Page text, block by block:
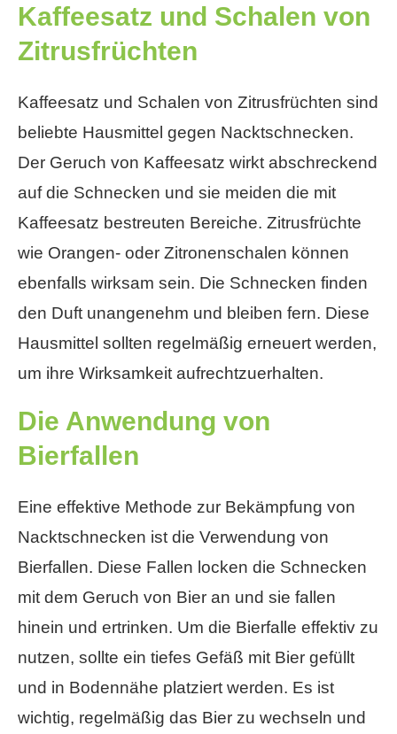
Kaffeesatz und Schalen von
Zitrusfrüchten
Kaffeesatz und Schalen von Zitrusfrüchten sind
beliebte Hausmittel gegen Nacktschnecken.
Der Geruch von Kaffeesatz wirkt abschreckend
auf die Schnecken und sie meiden die mit
Kaffeesatz bestreuten Bereiche. Zitrusfrüchte
wie Orangen- oder Zitronenschalen können
ebenfalls wirksam sein. Die Schnecken finden
den Duft unangenehm und bleiben fern. Diese
Hausmittel sollten regelmäßig erneuert werden,
um ihre Wirksamkeit aufrechtzuerhalten.
Die Anwendung von
Bierfallen
Eine effektive Methode zur Bekämpfung von
Nacktschnecken ist die Verwendung von
Bierfallen. Diese Fallen locken die Schnecken
mit dem Geruch von Bier an und sie fallen
hinein und ertrinken. Um die Bierfalle effektiv zu
nutzen, sollte ein tiefes Gefäß mit Bier gefüllt
und in Bodennähe platziert werden. Es ist
wichtig, regelmäßig das Bier zu wechseln und